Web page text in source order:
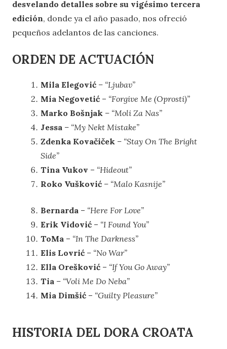
desvelando detalles sobre su vigésimo tercera
edición, donde ya el año pasado, nos ofreció
pequeños adelantos de las canciones.
ORDEN DE ACTUACIÓN
Mila Elegović – “Ljubav”
Mia Negovetić – “Forgive Me (Oprosti)”
Marko Bošnjak – “Moli Za Nas”
Jessa – “My Nekt Mistake”
Zdenka Kovačiček – “Stay On The Bright
Side”
Tina Vukov – “Hideout”
Roko Vušković – “Malo Kasnije”
Bernarda – “Here For Love”
Erik Vidović – “I Found You”
ToMa – “In The Darkness”
Elis Lovrić – “No War”
Ella Orešković – “If You Go Away”
Tia – “Voli Me Do Neba”
Mia Dimšić – “Guilty Pleasure”
HISTORIA DEL DORA CROATA